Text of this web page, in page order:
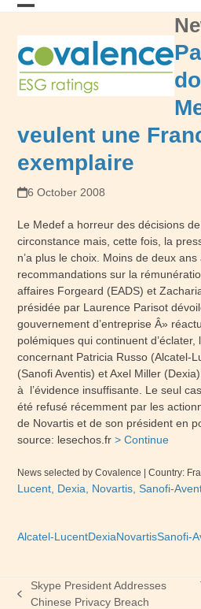
Skip
mobile
menu
mobile
menu
veulent une
exemplaire
6 October 2008
Le Medef a horreur des décisions de
circonstance mais, cette fois, la
n’a plus le choix. Moins de deux
recommandations sur la
affaires Forgeard (EADS) et
présidée par Laurence Parisot
gouvernement d’entreprise Â»
polémiques qui continuent
concernant Patricia Russo (Alcatel-
(Sanofi Aventis) et Axel Miller
à l’évidence insuffisante. Le seul
été refusé récemment par les
de Novartis et de son président en
source: lesechos.fr> Continue
News selected by Covalence | Country:
Lucent, Dexia, Novartis, Sanofi-
Alcatel-LucentDexiaNovartisSanofi-
previous
Skype President Addresses
Chinese Privacy Breach